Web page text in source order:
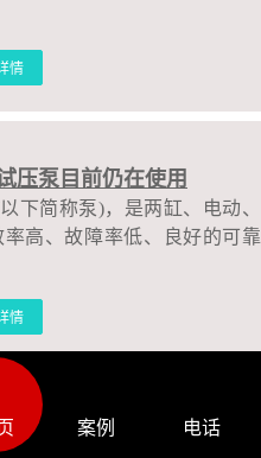
情
压泵目前仍在使用
下简称泵)，是两缸、电动、
高、故障率低、良好的可靠
情
压泵交付中
案例 电话